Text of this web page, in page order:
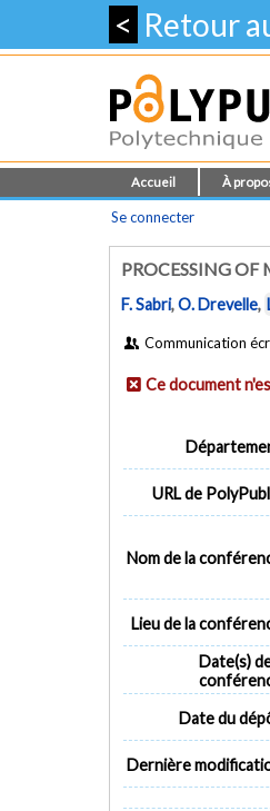
< Retour
Accueil À
Se connecter
PROCESSING
F. Sabri,O. Drevelle,
Communication
Ce document
URL de
Nom de la
Lieu de la
Date(s)
Date du
Dernière